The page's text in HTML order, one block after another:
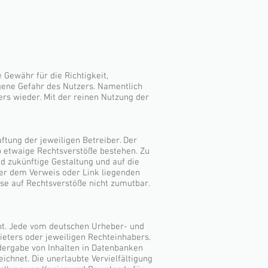
für die Richtigkeit,
Gefahr des Nutzers. Namentlich
wieder. Mit der reinen Nutzung der
der jeweiligen Betreiber. Der
Rechtsverstöße bestehen. Zu
zukünftige Gestaltung und auf die
dem Verweis oder Link liegenden
auf Rechtsverstöße nicht zumutbar.
Jede vom deutschen Urheber- und
oder jeweiligen Rechteinhabers.
von Inhalten in Datenbanken
Die unerlaubte Vervielfältigung